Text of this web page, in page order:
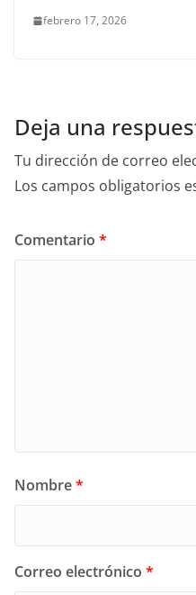
febrero 17, 2026
Deja una
Tu dirección de correo
Los campos obligatorios
Comentario *
Nombre*
Correo electrónico *